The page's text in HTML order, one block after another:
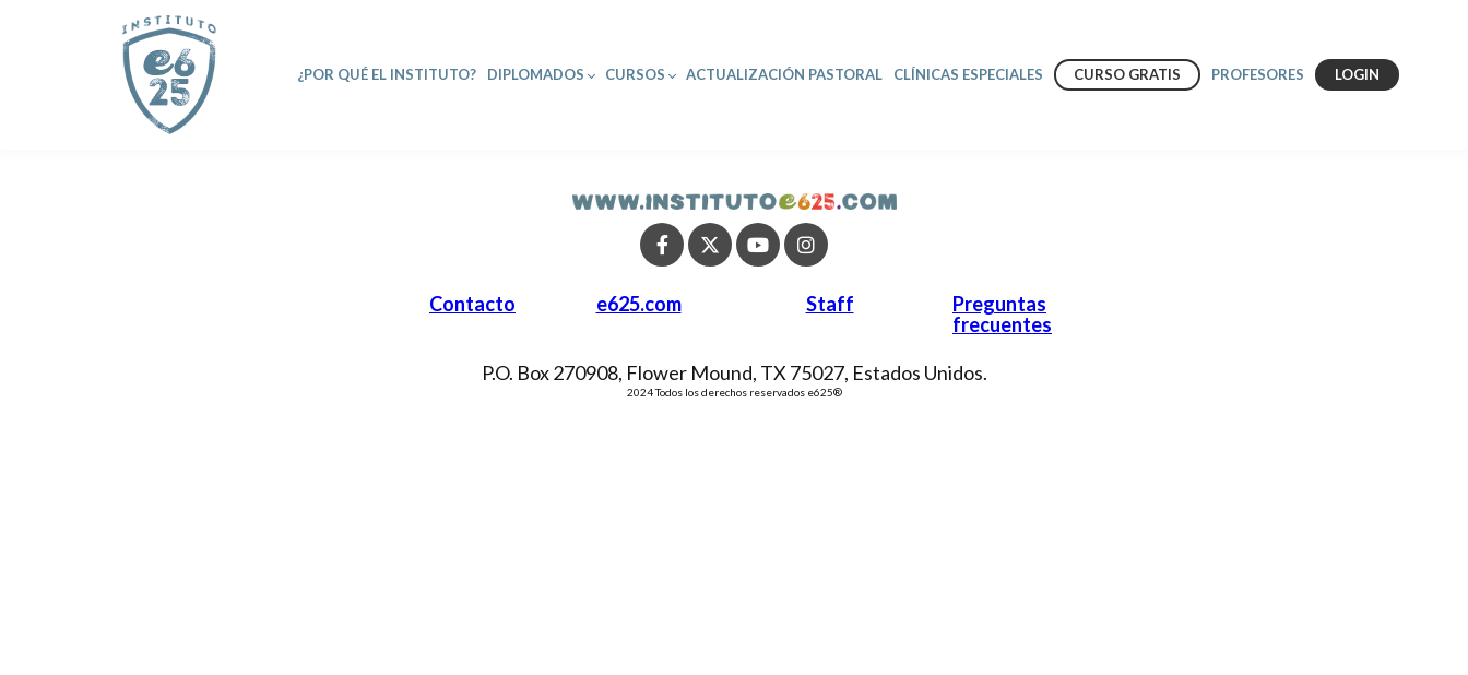
¿POR QUÉ EL INSTITUTO? DIPLOMADOS CURSOS ACTUALIZACIÓN PASTORAL CLÍNICAS ESPECIALES CURSO GRATIS PROFESORES LOGIN
Contacto e625.com Staff
Preguntas
frecuentes
P.O. Box 270908, Flower Mound, TX 75027, Estados Unidos.
2024 Todos los derechos reservados e625®